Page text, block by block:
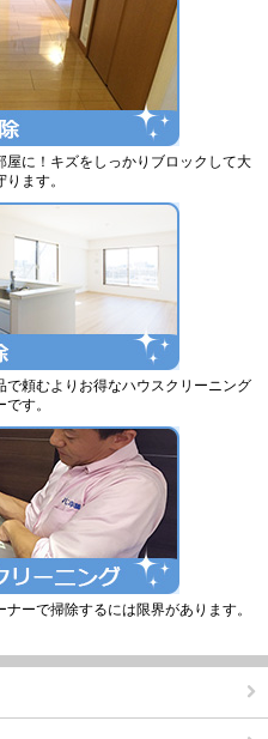
に！キズをしっかりブロックして大
ます。
頼むよりお得なハウスクリーニング
です。
ーで掃除するには限界があります。